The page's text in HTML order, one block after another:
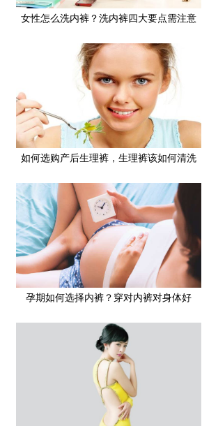
女性怎么洗内裤？洗内裤四大要点需注意
如何选购产后生理裤，生理裤该如何清洗
孕期如何选择内裤？穿对内裤对身体好